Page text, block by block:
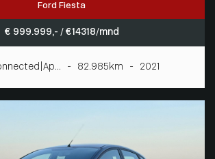
Ford Fiesta
€ 999.999,- / € 14318/mnd
- 82.985km - 2021